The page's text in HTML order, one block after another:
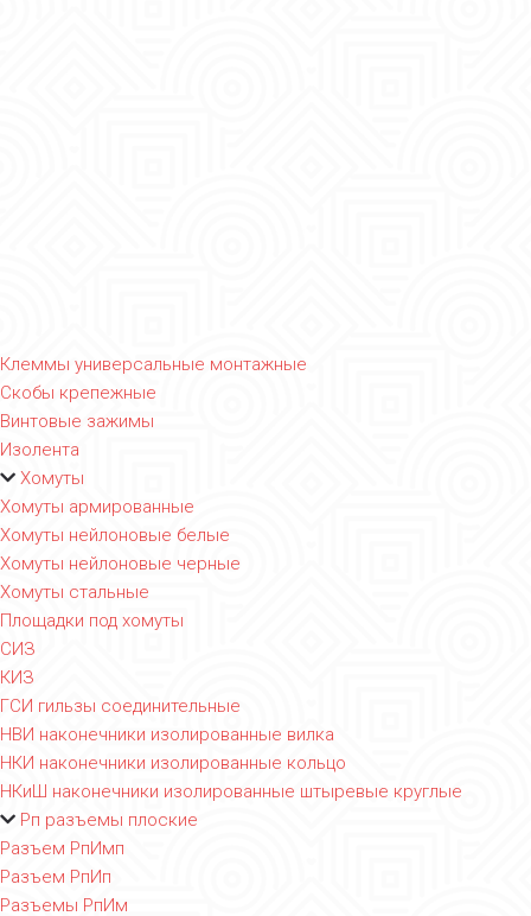
Клеммы универсальные монтажные
Скобы крепежные
Винтовые зажимы
Изолента
Хомуты
Хомуты армированные
Хомуты нейлоновые белые
Хомуты нейлоновые черные
Хомуты стальные
Площадки под хомуты
СИЗ
КИЗ
ГСИ гильзы соединительные
НВИ наконечники изолированные вилка
НКИ наконечники изолированные кольцо
НКиШ наконечники изолированные штыревые круглые
Рп разъемы плоские
Разъем РпИмп
Разъем РпИп
Разъемы РпИм